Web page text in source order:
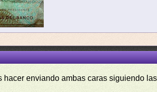
enviando ambas caras siguiendo